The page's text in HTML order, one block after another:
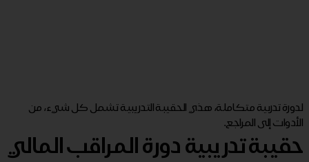
لدورة تدربية متكاملة، هذي الحقيبة التدريبية تشمل كل شيء، من
الأدوات إلى المراجع.
حقيبة تدريبية دورة المراقب المالي